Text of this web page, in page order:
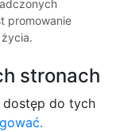
promowanie
stronach
dostęp do tych